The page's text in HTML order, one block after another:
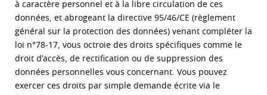
à caractère personnel et à la libre circulation de ces
données, et abrogeant la directive 95/46/CE (règlement
général sur la protection des données) venant compléter la
loi n°78-17, vous octroie des droits spécifiques comme le
droit d’accès, de rectification ou de suppression des
données personnelles vous concernant. Vous pouvez
exercer ces droits par simple demande écrite via le